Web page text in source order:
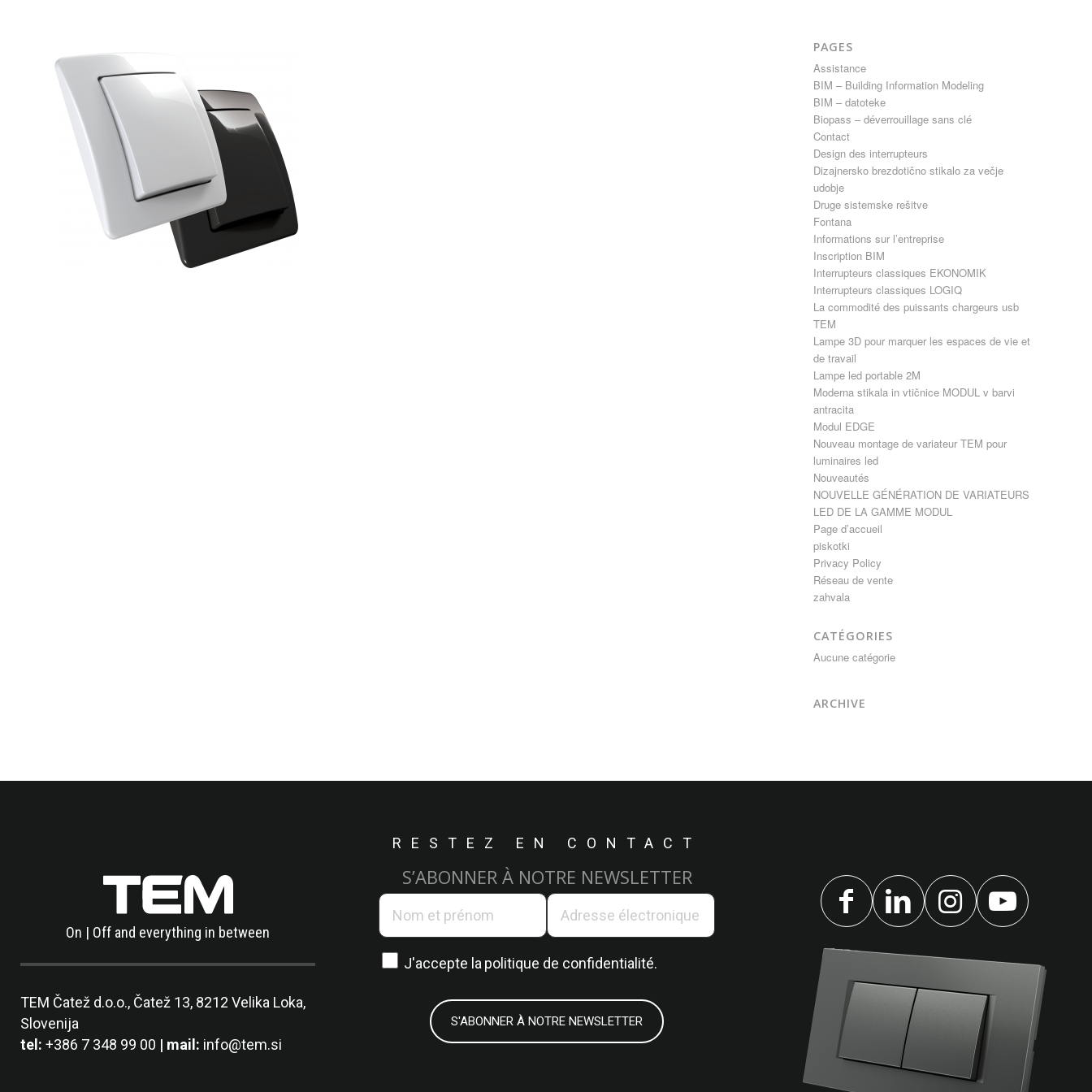
PAGES
Assistance
BIM – Building Information Modeling
BIM – datoteke
Biopass – déverrouillage sans clé
Contact
Design des interrupteurs
Dizajnersko brezdotično stikalo za večje
udobje
Druge sistemske rešitve
Fontana
Informations sur l’entreprise
Inscription BIM
Interrupteurs classiques EKONOMIK
Interrupteurs classiques LOGIQ
La commodité des puissants chargeurs usb
TEM
Lampe 3D pour marquer les espaces de vie et
de travail
Lampe led portable 2M
Moderna stikala in vtičnice MODUL v barvi
antracita
Modul EDGE
Nouveau montage de variateur TEM pour
luminaires led
Nouveautés
NOUVELLE GÉNÉRATION DE VARIATEURS
LED DE LA GAMME MODUL
Page d’accueil
piskotki
Privacy Policy
Réseau de vente
zahvala
CATÉGORIES
Aucune catégorie
ARCHIVE
On | Off and everything in between
TEM Čatež d.o.o., Čatež 13, 8212 Velika Loka,
Slovenija
tel: +386 7 348 99 00 | mail: info@tem.si
RESTEZ EN CONTACT
S’ABONNER À NOTRE NEWSLETTER
J'accepte la politique de confidentialité.